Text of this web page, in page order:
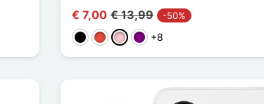
€ 7,00 € 13,99 -50%
ZwartRoodRozePurper
+8